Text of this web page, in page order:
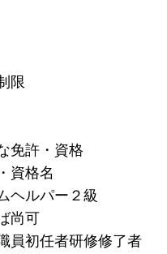
限
免許・資格
資格名
ヘルパー２級
尚可
員初任者研修修了者